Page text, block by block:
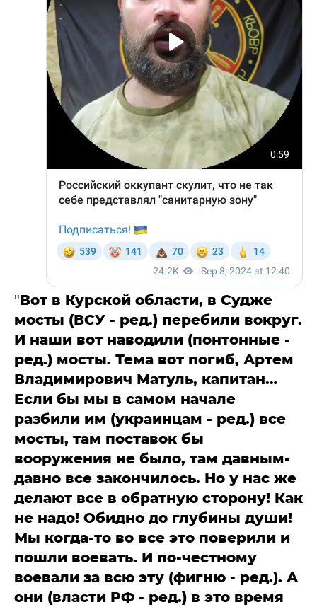
"Вот в Курской области, в Судже
мосты (ВСУ - ред.) перебили вокруг.
И наши вот наводили (понтонные -
ред.) мосты. Тема вот погиб, Артем
Владимирович Матуль, капитан…
Если бы мы в самом начале
разбили им (украинцам - ред.) все
мосты, там поставок бы
вооружения не было, там давным-
давно все закончилось. Но у нас же
делают все в обратную сторону! Как
не надо! Обидно до глубины души!
Мы когда-то во все это поверили и
пошли воевать. И по-честному
воевали за всю эту (фигню - ред.). А
они (власти РФ - ред.) в это время